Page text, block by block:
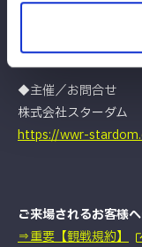
ブシロードカード特
◆主催／お問合せ
株式会社スターダム
https://wwr-
ご来場されるお客様
⇒重要【観戦規約】